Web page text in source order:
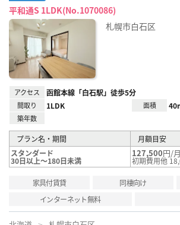
平和通S 1LDK(No.1070086)
札幌市白石区
アクセス 函館本線「白石駅」徒歩5分
間取り 1LDK 面積
築年数
プラン名・期間
月額目安
スタンダード
30日以上～180日未満
127,500円/
初期費用他
家具付賃貸 同棲向け
インターネット無料